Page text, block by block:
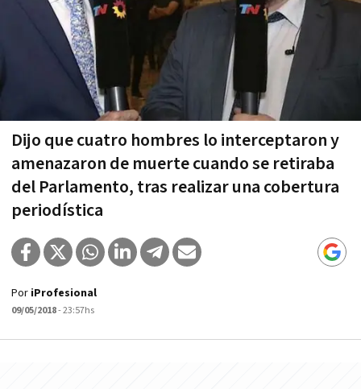
Dijo que cuatro hombres lo interceptaron y
amenazaron de muerte cuando se retiraba
del Parlamento, tras realizar una cobertura
periodística
Por iProfesional
09/05/2018- 23:57hs